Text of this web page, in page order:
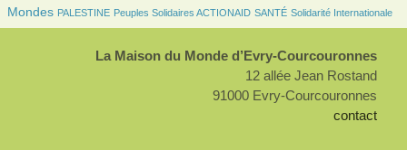
Mondes
21/553 PALESTINE
25/553 Peuples Solidaires ACTIONAID
16/553 SANTÉ
54/553 Solidarité Internationale
La Maison du Monde d’Evry-Courcouronnes
12 allée Jean Rostand
91000 Evry-Courcouronnes
contact